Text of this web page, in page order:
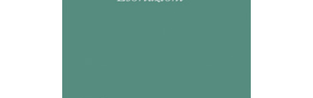
AGGIUNGI AL CARRELLO